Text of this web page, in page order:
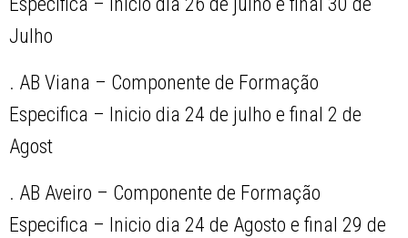
Julho
. AB Viana – Componente de Formação
Especifica – Inicio dia 24 de julho e final 2 de
Agost
. AB Aveiro – Componente de Formação
Especifica – Inicio dia 24 de Agosto e final 29 de